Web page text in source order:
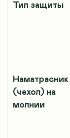
Тип защиты
Наматрасник
(чехол) на
молнии